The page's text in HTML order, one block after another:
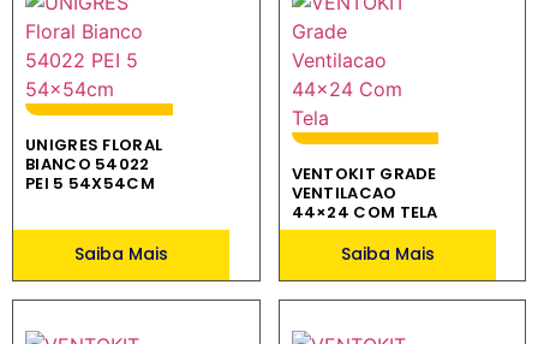
UNIGRES FLORAL
BIANCO 54022
PEI 5 54X54CM
Saiba Mais
VENTOKIT GRADE
VENTILACAO
44×24 COM TELA
Saiba Mais